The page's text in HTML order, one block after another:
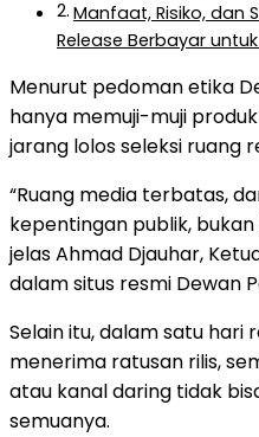
Manfaat, Risiko, dan
Release Berbayar
Menurut pedoman etika
hanya memuji-muji
jarang lolos seleksi ruang
“Ruang media terbatas,
kepentingan publik,
jelas Ahmad Djauhar,
dalam situs resmi Dewan
Selain itu, dalam satu hari
menerima ratusan rilis,
atau kanal daring tidak
semuanya.